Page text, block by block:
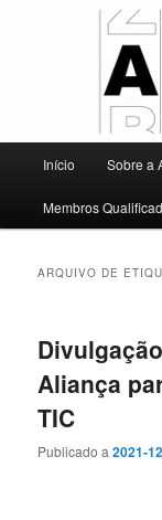
AP2SI
Associação
principal
Início Sobre a
Membros
ARQUIVO DE
Aliança
TIC
Publicado a2021-